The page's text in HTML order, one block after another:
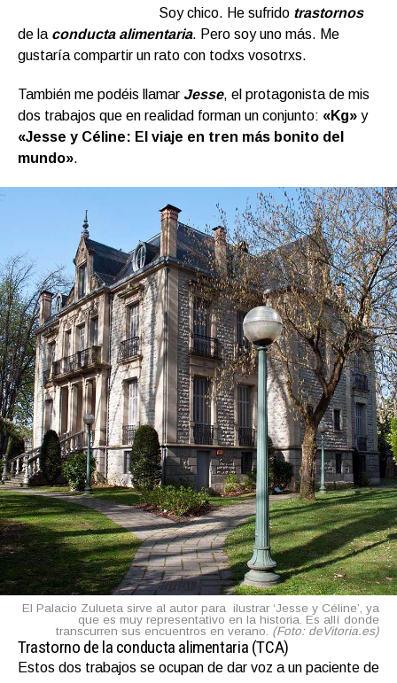
Soy chico. He sufrido trastornos
de la conducta alimentaria. Pero soy uno más. Me
gustaría compartir un rato con todxs vosotrxs.
También me podéis llamar Jesse, el protagonista de mis
dos trabajos que en realidad forman un conjunto: «Kg» y
«Jesse y Céline: El viaje en tren más bonito del
mundo».
El Palacio Zulueta sirve al autor para ilustrar ‘Jesse y Céline’, ya
que es muy representativo en la historia. Es allí donde
transcurren sus encuentros en verano. (Foto: deVitoria.es)
Trastorno de la conducta alimentaria (TCA)
Estos dos trabajos se ocupan de dar voz a un paciente de